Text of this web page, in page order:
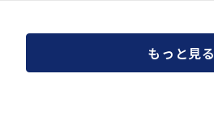
もっと見る